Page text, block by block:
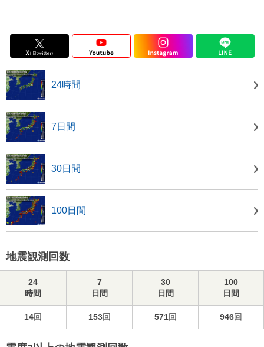
24時間
7日間
30日間
100日間
地震観測回数
24
時間
7
日間
30
日間
100
日間
14回 153回 571回 946回